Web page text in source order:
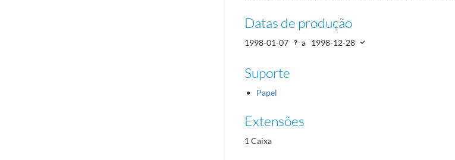
Datas de produção
1998-01-07 a 1998-12-28
Suporte
Papel
Extensões
1 Caixa